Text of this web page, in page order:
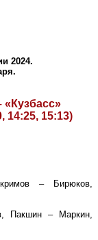
2024.
14:25, 15:13)
– Бирюков,
Пакшин – Маркин,